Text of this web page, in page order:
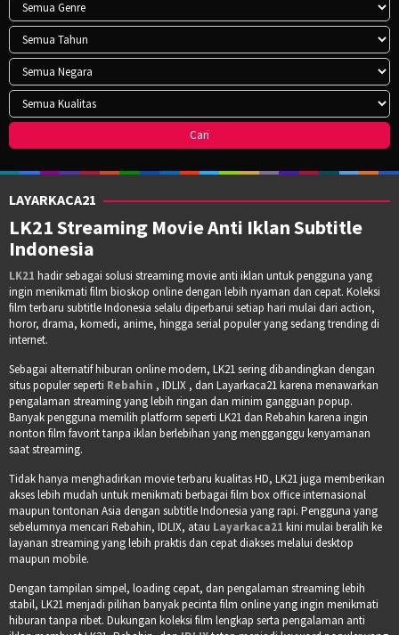
LAYARKACA21
LK21 Streaming Movie Anti Iklan Subtitle
Indonesia
LK21 hadir sebagai solusi streaming movie anti iklan untuk pengguna yang
ingin menikmati film bioskop online dengan lebih nyaman dan cepat. Koleksi
film terbaru subtitle Indonesia selalu diperbarui setiap hari mulai dari action,
horor, drama, komedi, anime, hingga serial populer yang sedang trending di
internet.
Sebagai alternatif hiburan online modern, LK21 sering dibandingkan dengan
situs populer seperti Rebahin , IDLIX , dan Layarkaca21 karena menawarkan
pengalaman streaming yang lebih ringan dan minim gangguan popup.
Banyak pengguna memilih platform seperti LK21 dan Rebahin karena ingin
nonton film favorit tanpa iklan berlebihan yang mengganggu kenyamanan
saat streaming.
Tidak hanya menghadirkan movie terbaru kualitas HD, LK21 juga memberikan
akses lebih mudah untuk menikmati berbagai film box office internasional
maupun tontonan Asia dengan subtitle Indonesia yang rapi. Pengguna yang
sebelumnya mencari Rebahin, IDLIX, atau Layarkaca21 kini mulai beralih ke
layanan streaming yang lebih praktis dan cepat diakses melalui desktop
maupun mobile.
Dengan tampilan simpel, loading cepat, dan pengalaman streaming lebih
stabil, LK21 menjadi pilihan banyak pecinta film online yang ingin menikmati
hiburan tanpa ribet. Dukungan koleksi film lengkap serta pengalaman anti